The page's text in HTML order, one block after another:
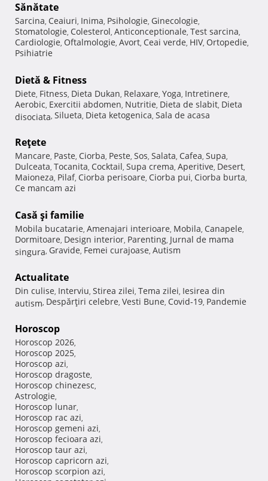
Sănătate
Sarcina, Ceaiuri, Inima, Psihologie, Ginecologie,
Stomatologie, Colesterol, Anticonceptionale, Test sarcina,
Cardiologie, Oftalmologie, Avort, Ceai verde, HIV, Ortopedie,
Psihiatrie
Dietă & Fitness
Diete, Fitness, Dieta Dukan, Relaxare, Yoga, Intretinere,
Aerobic, Exercitii abdomen, Nutritie, Dieta de slabit, Dieta
disociata, Silueta, Dieta ketogenica, Sala de acasa
Reţete
Mancare, Paste, Ciorba, Peste, Sos, Salata, Cafea, Supa,
Dulceata, Tocanita, Cocktail, Supa crema, Aperitive, Desert,
Maioneza, Pilaf, Ciorba perisoare, Ciorba pui, Ciorba burta,
Ce mancam azi
Casă şi familie
Mobila bucatarie, Amenajari interioare, Mobila, Canapele,
Dormitoare, Design interior, Parenting, Jurnal de mama
singura, Gravide, Femei curajoase, Autism
Actualitate
Din culise, Interviu, Stirea zilei, Tema zilei, Iesirea din
autism, Despărţiri celebre, Vesti Bune, Covid-19, Pandemie
Horoscop
Horoscop 2026,
Horoscop 2025,
Horoscop azi,
Horoscop dragoste,
Horoscop chinezesc,
Astrologie,
Horoscop lunar,
Horoscop rac azi,
Horoscop gemeni azi,
Horoscop fecioara azi,
Horoscop taur azi,
Horoscop capricorn azi,
Horoscop scorpion azi,